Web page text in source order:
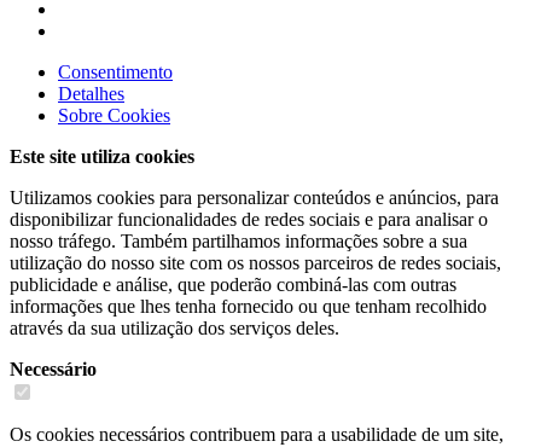
Consentimento
Detalhes
Sobre Cookies
Este site utiliza cookies
Utilizamos cookies para personalizar conteúdos e anúncios, para
disponibilizar funcionalidades de redes sociais e para analisar o
nosso tráfego. Também partilhamos informações sobre a sua
utilização do nosso site com os nossos parceiros de redes sociais,
publicidade e análise, que poderão combiná-las com outras
informações que lhes tenha fornecido ou que tenham recolhido
através da sua utilização dos serviços deles.
Necessário
Os cookies necessários contribuem para a usabilidade de um site,